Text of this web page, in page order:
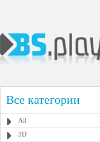
Все категории
All
3D